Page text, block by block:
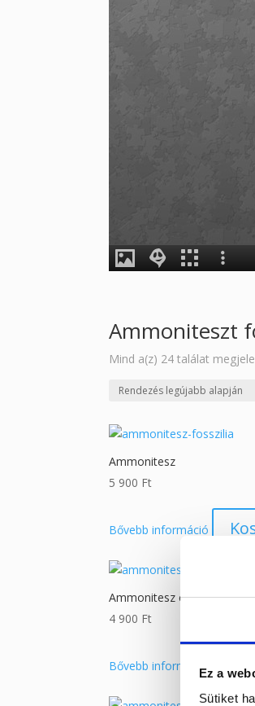
Ez a
Sütiket
Ammoniteszt
Mind a(z) 24 találat
Ammonitesz
5 900 Ft
Bővebb információ
Ammonitesz csiga
4 900 Ft
Bővebb információ